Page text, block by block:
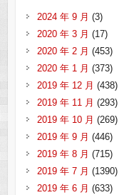
2024 年 9 月 (3)
2020 年 3 月 (17)
2020 年 2 月 (453)
2020 年 1 月 (373)
2019 年 12 月 (438)
2019 年 11 月 (293)
2019 年 10 月 (269)
2019 年 9 月 (446)
2019 年 8 月 (715)
2019 年 7 月 (1390)
2019 年 6 月 (633)